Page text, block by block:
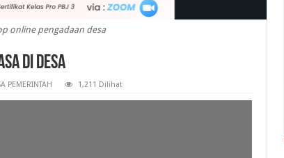
online pengadaan desa
di Desa
PEMERINTAH 1,211 Dilihat